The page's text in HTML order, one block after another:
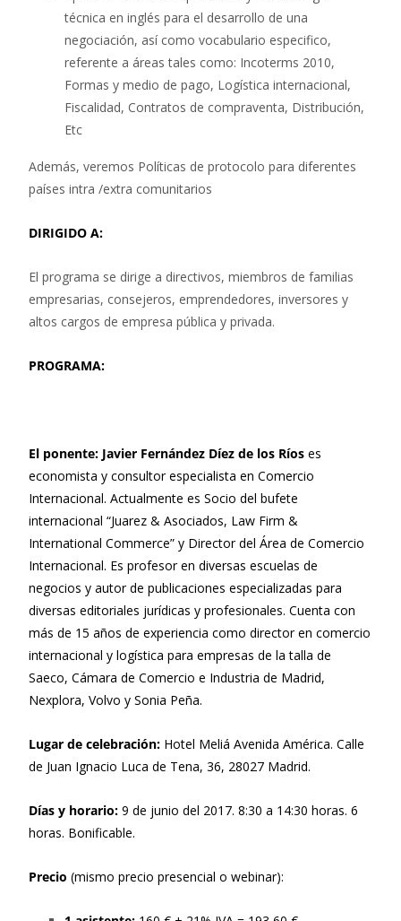
técnica en inglés para el desarrollo de una
negociación, así como vocabulario especifico,
referente a áreas tales como: Incoterms 2010,
Formas y medio de pago, Logística internacional,
Fiscalidad, Contratos de compraventa, Distribución,
Etc
Además, veremos Políticas de protocolo para diferentes
países intra /extra comunitarios
DIRIGIDO A:
El programa se dirige a directivos, miembros de familias
empresarias, consejeros, emprendedores, inversores y
altos cargos de empresa pública y privada.
PROGRAMA:
El ponente: Javier Fernández Díez de los Ríos es
economista y consultor especialista en Comercio
Internacional. Actualmente es Socio del bufete
internacional “Juarez & Asociados, Law Firm &
International Commerce” y Director del Área de Comercio
Internacional. Es profesor en diversas escuelas de
negocios y autor de publicaciones especializadas para
diversas editoriales jurídicas y profesionales. Cuenta con
más de 15 años de experiencia como director en comercio
internacional y logística para empresas de la talla de
Saeco, Cámara de Comercio e Industria de Madrid,
Nexplora, Volvo y Sonia Peña.
Lugar de celebración: Hotel Meliá Avenida América. Calle
de Juan Ignacio Luca de Tena, 36, 28027 Madrid.
Días y horario: 9 de junio del 2017. 8:30 a 14:30 horas. 6
horas. Bonificable.
Precio (mismo precio presencial o webinar):